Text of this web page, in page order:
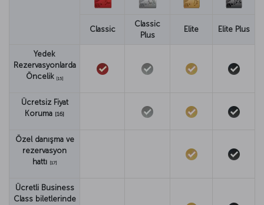
Classic
Classic
Plus
Elite Elite Plus
Yedek
Rezervasyonlarda
Öncelik [15]
Ücretsiz Fiyat
Koruma [16]
Özel danışma ve
rezervasyon
hattı
[17]
Ücretli Business
Class biletlerinde